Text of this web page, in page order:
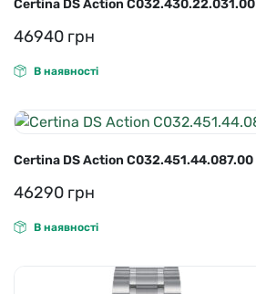
Certina DS Action C032.430.22.031.00
46940 грн
В наявності
Certina DS Action C032.451.44.087.00
46290 грн
В наявності